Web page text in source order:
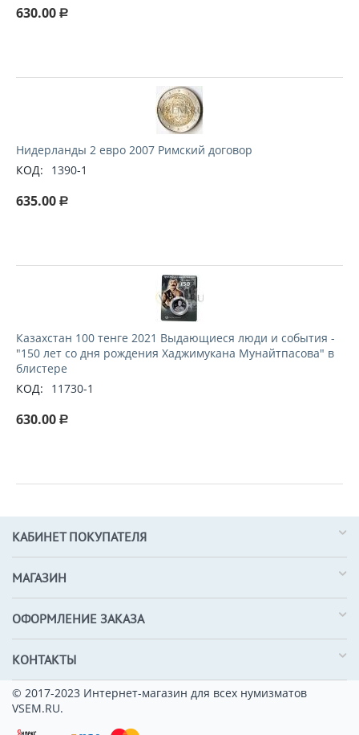
630.00 Р
Нидерланды 2 евро 2007 Римский договор
КОД:
1390-1
635.00 Р
Казахстан 100 тенге 2021 Выдающиеся люди и события -
"150 лет со дня рождения Хаджимукана Мунайтпасова" в
блистере
КОД:
11730-1
630.00 Р
КАБИНЕТ ПОКУПАТЕЛЯ
МАГАЗИН
ОФОРМЛЕНИЕ ЗАКАЗА
КОНТАКТЫ
© 2017-2023 Интернет-магазин для всех нумизматов
VSEM.RU.